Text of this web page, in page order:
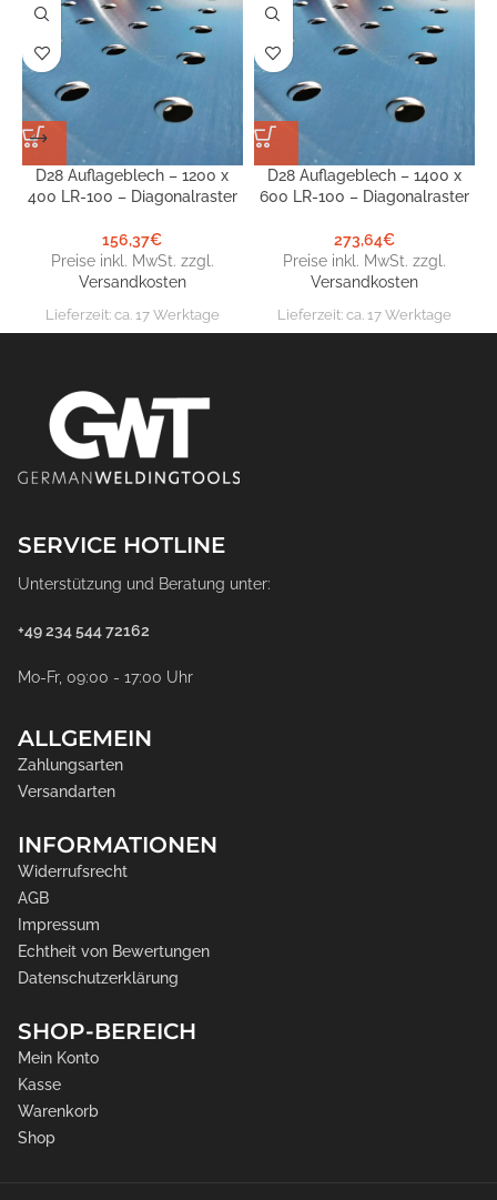
D28 Auflageblech – 1200 x
400 LR-100 – Diagonalraster
156,37€
Preise inkl. MwSt. zzgl.
Versandkosten
Lieferzeit: ca. 17 Werktage
D28 Auflageblech – 1400 x
600 LR-100 – Diagonalraster
273,64€
Preise inkl. MwSt. zzgl.
Versandkosten
Lieferzeit: ca. 17 Werktage
SERVICE HOTLINE
Unterstützung und Beratung unter:
+49 234 544 72162
Mo-Fr, 09:00 - 17:00 Uhr
ALLGEMEIN
Zahlungsarten
Versandarten
INFORMATIONEN
Widerrufsrecht
AGB
Impressum
Echtheit von Bewertungen
Datenschutzerklärung
SHOP-BEREICH
Mein Konto
Kasse
Warenkorb
Shop